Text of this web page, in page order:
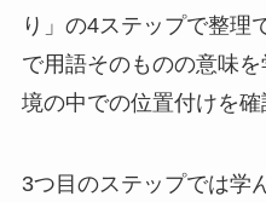
り」の4ステップで整理
で用語そのものの意味
境の中での位置付けを確
3つ目のステップでは学